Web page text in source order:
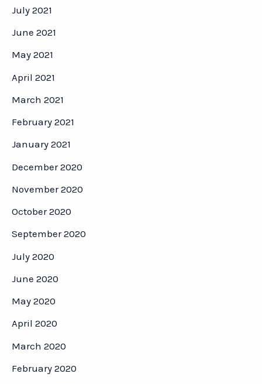
July 2021
June 2021
May 2021
April 2021
March 2021
February 2021
January 2021
December 2020
November 2020
October 2020
September 2020
July 2020
June 2020
May 2020
April 2020
March 2020
February 2020